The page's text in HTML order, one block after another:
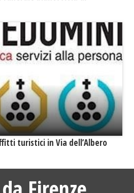
turistici in Via dell’Albero